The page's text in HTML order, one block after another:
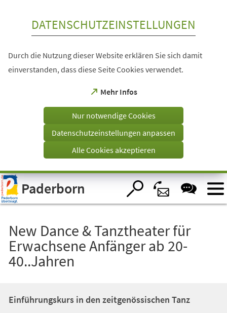
Visuelle
Assistenzsoftware
öffnen.
DATENSCHUTZEINSTELLUNGEN
Durch die Nutzung dieser Website erklären Sie sich damit
einverstanden, dass diese Seite Cookies verwendet.
Mehr Infos
(Öffnet
einem
Tab)
Nur notwendige Cookies
Datenschutzeinstellungen anpassen
Alle Cookies akzeptieren
Paderborn
New Dance & Tanztheater für
Erwachsene Anfänger ab 20-
40..Jahren
Einführungskurs in den zeitgenössischen Tanz